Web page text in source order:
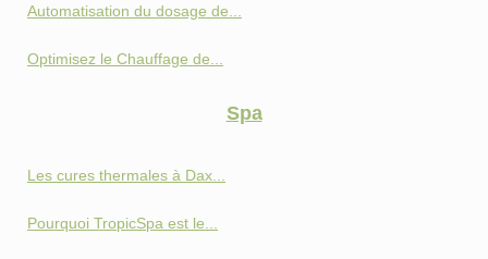
Automatisation du dosage de...
Optimisez le Chauffage de...
Spa
Les cures thermales à Dax...
Pourquoi TropicSpa est le...